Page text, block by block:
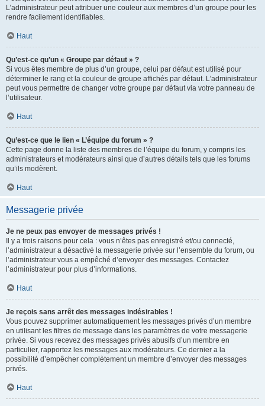
L’administrateur peut attribuer une couleur aux membres d’un groupe pour les
rendre facilement identifiables.
Haut
Qu’est-ce qu’un « Groupe par défaut » ?
Si vous êtes membre de plus d’un groupe, celui par défaut est utilisé pour
déterminer le rang et la couleur de groupe affichés par défaut. L’administrateur
peut vous permettre de changer votre groupe par défaut via votre panneau de
l’utilisateur.
Haut
Qu’est-ce que le lien « L’équipe du forum » ?
Cette page donne la liste des membres de l’équipe du forum, y compris les
administrateurs et modérateurs ainsi que d’autres détails tels que les forums
qu’ils modèrent.
Haut
Messagerie privée
Je ne peux pas envoyer de messages privés !
Il y a trois raisons pour cela : vous n’êtes pas enregistré et/ou connecté,
l’administrateur a désactivé la messagerie privée sur l’ensemble du forum, ou
l’administrateur vous a empêché d’envoyer des messages. Contactez
l’administrateur pour plus d’informations.
Haut
Je reçois sans arrêt des messages indésirables !
Vous pouvez supprimer automatiquement les messages privés d’un membre
en utilisant les filtres de message dans les paramètres de votre messagerie
privée. Si vous recevez des messages privés abusifs d’un membre en
particulier, rapportez les messages aux modérateurs. Ce dernier a la
possibilité d’empêcher complètement un membre d’envoyer des messages
privés.
Haut